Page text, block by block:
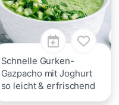
Schnelle Gurken-
Gazpacho mit Joghurt
so leicht & erfrischend